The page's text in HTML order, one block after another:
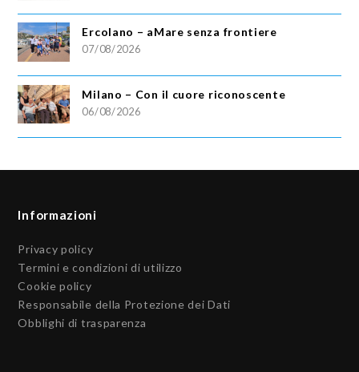
Ercolano – aMare senza frontiere
07/08/2026
Milano – Con il cuore riconoscente
06/08/2026
Informazioni
Privacy policy
Termini e condizioni di utilizzo
Cookie policy
Responsabile della Protezione dei Dati
Obblighi di trasparenza